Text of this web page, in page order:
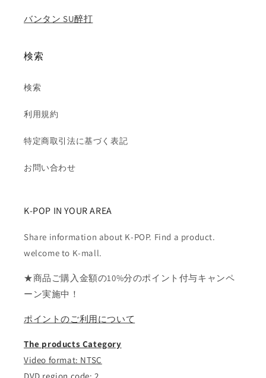
バンタン SU醉打
検索
検索
利用規約
特定商取引法に基づく表記
お問い合わせ
K-POP IN YOUR AREA
Share information about K-POP. Find a product.
welcome to K-mall.
★商品ご購入金額の10%分のポイント付与キャンペ
ーン実施中！
ポイントのご利用について
The products Category
Video format: NTSC